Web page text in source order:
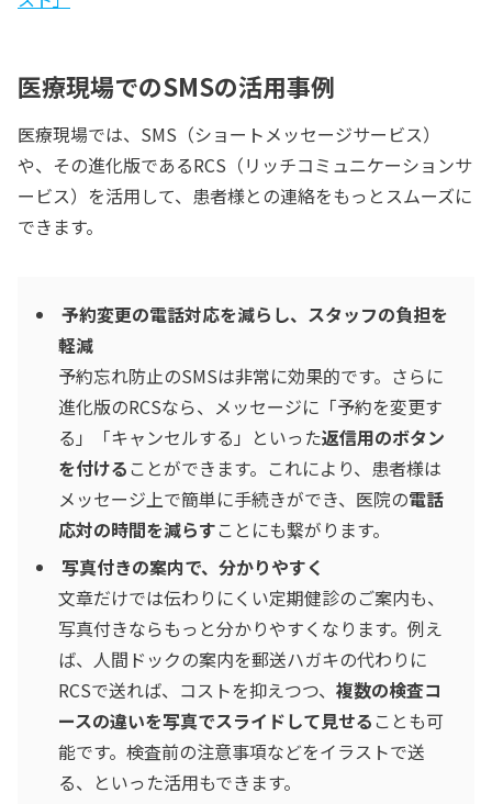
医療現場でのSMSの活用事例
医療現場では、SMS（ショートメッセージサービス）
や、その進化版であるRCS（リッチコミュニケーションサ
ービス）を活用して、患者様との連絡をもっとスムーズに
できます。
予約変更の電話対応を減らし、スタッフの負担を
軽減
予約忘れ防止のSMSは非常に効果的です。さらに
進化版のRCSなら、メッセージに「予約を変更す
る」「キャンセルする」といった返信用のボタン
を付ける ことができます。これにより、患者様は
メッセージ上で簡単に手続きができ、医院の電話
応対の時間を減らすことにも繋がります。
写真付きの案内で、分かりやすく
文章だけでは伝わりにくい定期健診のご案内も、
写真付きならもっと分かりやすくなります。例え
ば、人間ドックの案内を郵送ハガキの代わりに
RCSで送れば、コストを抑えつつ、 複数の検査コ
ースの違いを写真でスライドして見せる ことも可
能です。検査前の注意事項などをイラストで送
る、といった活用もできます。